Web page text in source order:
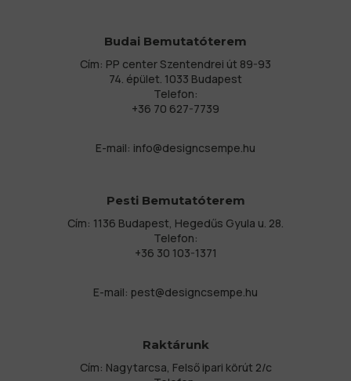
Budai Bemutatóterem
Cím: PP center Szentendrei út 89-93
74. épület. 1033 Budapest
Telefon:
+36 70 627-7739
E-mail: info@designcsempe.hu
Pesti Bemutatóterem
Cím: 1136 Budapest, Hegedűs Gyula u. 28.
Telefon:
+36 30 103-1371
E-mail: pest@designcsempe.hu
Raktárunk
Cím: Nagytarcsa, Felső ipari körút 2/c